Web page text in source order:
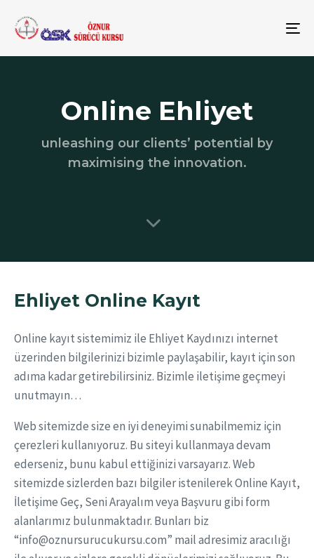
Online Ehliyet
unleashing our clients’ potential by
maximising the innovation.
Ehliyet Online Kayıt
Online kayıt sistemimiz ile Ehliyet Kaydınızı internet
üzerinden bilgilerinizi bizimle paylaşabilir, kayıt için son
adıma kadar getirebilirsiniz. Bizimle iletişime geçmeyi
unutmayın…
Web sitemizde size en iyi deneyimi sunabilmemiz için
çerezleri kullanıyoruz. Bu siteyi kullanmaya devam
ederseniz, bunu kabul ettiğinizi varsayarız. Web
sitemizde sizlerden bazı bilgiler istenilerek Online Kayıt,
İletişime Geç, Seni Arayalım veya Başvuru gibi form
alanlarımız bulunmaktadır. Bunları biz
“info@oznursurucukursu.com” mail adresimiz aracılığı